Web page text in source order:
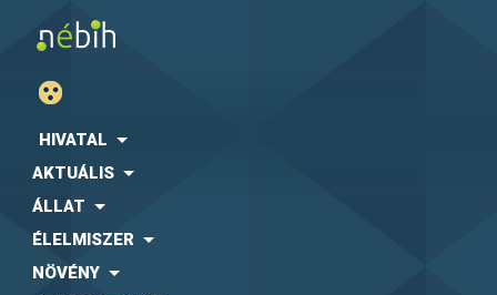
HIVATAL
AKTUÁLIS
ÁLLAT
ÉLELMISZER
NÖVÉNY